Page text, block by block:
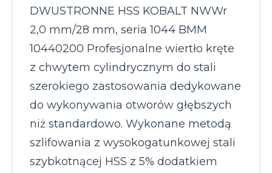
DWUSTRONNE HSS KOBALT NWWr
2,0 mm/28 mm, seria 1044 BMM
10440200 Profesjonalne wiertło kręte
z chwytem cylindrycznym do stali
szerokiego zastosowania dedykowane
do wykonywania otworów głębszych
niż standardowo. Wykonane metodą
szlifowania z wysokogatunkowej stali
szybkotnącej HSS z 5% dodatkiem